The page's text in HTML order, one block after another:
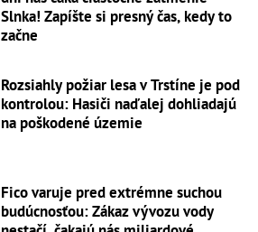
Slnka! Zapíšte si presný čas, kedy to
začne
Rozsiahly požiar lesa v Trstíne je pod
kontrolou: Hasiči naďalej dohliadajú
na poškodené územie
Fico varuje pred extrémne suchou
budúcnosťou: Zákaz vývozu vody